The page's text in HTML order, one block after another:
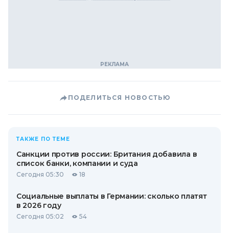
ПОДЕЛИТЬСЯ НОВОСТЬЮ
ТАКЖЕ ПО ТЕМЕ
Санкции против россии: Британия добавила в
список банки, компании и суда
Сегодня 05:30 18
Социальные выплаты в Германии: сколько платят
в 2026 году
Сегодня 05:02 54